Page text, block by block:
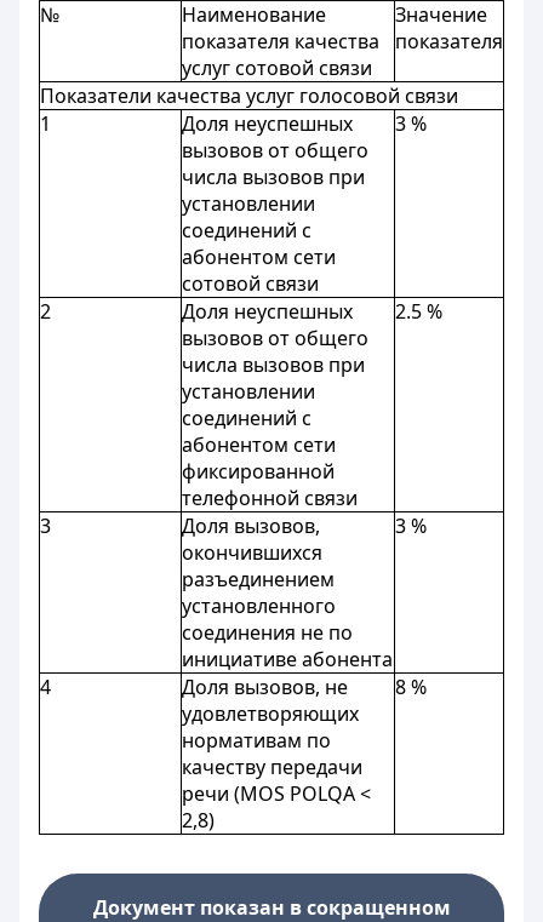
№
Наименование
показателя качества
услуг сотовой связи
Значение
показателя
Показатели качества услуг голосовой связи
1
Доля неуспешных
вызовов от общего
числа вызовов при
установлении
соединений с
абонентом сети
сотовой связи
3 %
2
Доля неуспешных
вызовов от общего
числа вызовов при
установлении
соединений с
абонентом сети
фиксированной
телефонной связи
2.5 %
3
Доля вызовов,
окончившихся
разъединением
установленного
соединения не по
инициативе абонента
3 %
4
Доля вызовов, не
удовлетворяющих
нормативам по
качеству передачи
речи (MOS POLQA <
2,8)
8 %
Документ показан в сокращенном